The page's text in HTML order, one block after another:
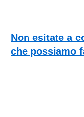
Non esitate a
che possiamo